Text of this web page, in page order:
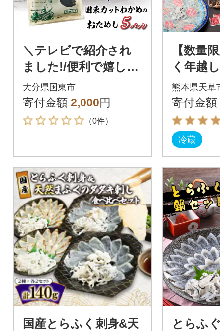
＼テレビで紹介され
ました!/便利で嬉し
い!国東カットわかめ
をおためし5パック_0
005N-4
大分県国東市
寄付金額 2,000円
（0件）
【数量
く年越
999-T06
熊本県天草
寄付金額
冷蔵
国産とらふく刺身&天
とらふ